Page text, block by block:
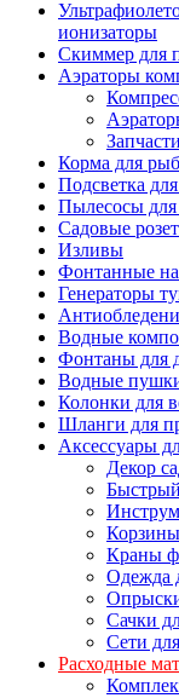
ионизаторы
Скиммер для
Аэраторы
Корма для
Подсветка
Пылесосы для
Садовые
Изливы
Фонтанные
Генераторы
Водные
Фонтаны для
Водные
Колонки для
Шланги для
Аксессуары
Декор
Краны
Одежда
Сачки
Сети
Расходные